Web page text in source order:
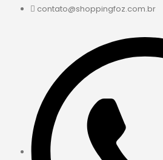
contato@shoppingfoz.com.br